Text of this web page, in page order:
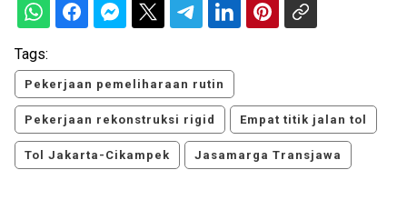
Tags:
Pekerjaan pemeliharaan rutin
Pekerjaan rekonstruksi rigid Empat titik jalan tol
Tol Jakarta-Cikampek Jasamarga Transjawa